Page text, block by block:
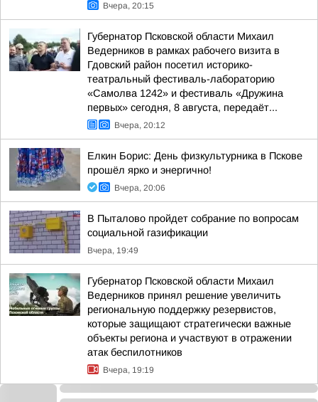
Вчера, 20:15
Губернатор Псковской области Михаил
Ведерников в рамках рабочего визита в
Гдовский район посетил историко-
театральный фестиваль-лабораторию
«Самолва 1242» и фестиваль «Дружина
первых» сегодня, 8 августа, передаёт...
Вчера, 20:12
Елкин Борис: День физкультурника в Пскове
прошёл ярко и энергично!
Вчера, 20:06
В Пыталово пройдет собрание по вопросам
социальной газификации
Вчера, 19:49
Губернатор Псковской области Михаил
Ведерников принял решение увеличить
региональную поддержку резервистов,
которые защищают стратегически важные
объекты региона и участвуют в отражении
атак беспилотников
Вчера, 19:19